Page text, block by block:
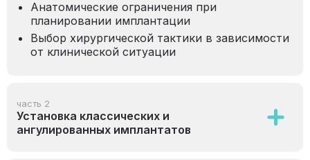
Анатомические ограничения при
планировании имплантации
Выбор хирургической тактики в зависимости
от клинической ситуации
часть 2
Установка классических и
ангулированных имплантатов